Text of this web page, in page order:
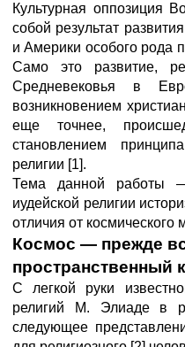
Культурная оппозиция
собой результат
и Америки особого рода
Само это развитие,
Средневековья в
возникновением
еще точнее,
становлением
религии [1].
Тема данной работы
иудейской религии
отличия от космического
Космос — прежде
пространственный
С легкой руки
религий М. Элиаде в
следующее